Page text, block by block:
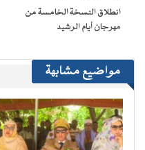
انطلاق النسخة الخامسة من
مهرجان أيام الرشيد
مواضيع مشابهة